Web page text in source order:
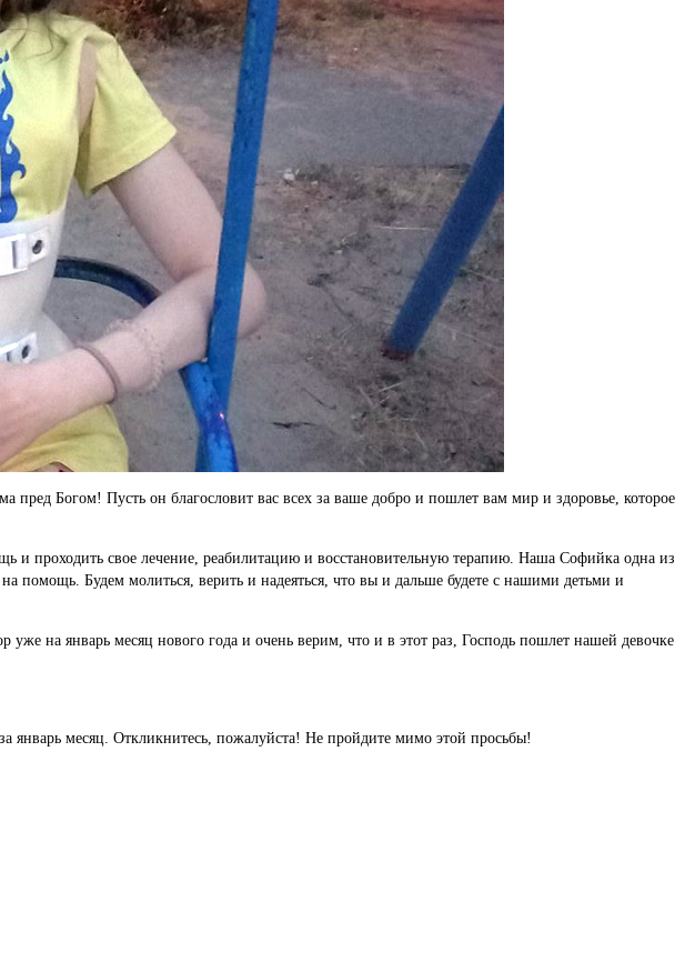
Богом! Пусть он благословит вас всех за ваше добро и пошлет вам мир и здоровье, которое
и проходить свое лечение, реабилитацию и восстановительную терапию. Наша Софийка одна из
помощь. Будем молиться, верить и надеяться, что вы и дальше будете с нашими детьми и
на январь месяц нового года и очень верим, что и в этот раз, Господь пошлет нашей девочке
месяц. Откликнитесь, пожалуйста! Не пройдите мимо этой просьбы!